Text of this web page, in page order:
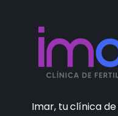
Imar, tu clínica de